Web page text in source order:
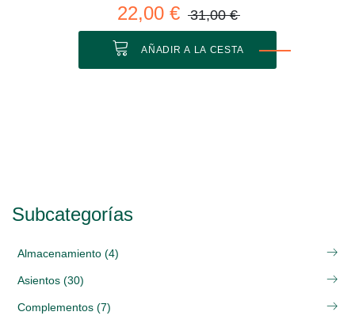
22,00 € 31,00 €
AÑADIR A LA CESTA
Subcategorías
Almacenamiento (4)
Asientos (30)
Complementos (7)